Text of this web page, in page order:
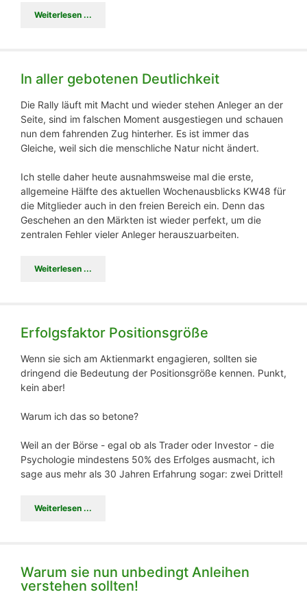
Weiterlesen ...
In aller gebotenen Deutlichkeit
Die Rally läuft mit Macht und wieder stehen Anleger an der
Seite, sind im falschen Moment ausgestiegen und schauen
nun dem fahrenden Zug hinterher. Es ist immer das
Gleiche, weil sich die menschliche Natur nicht ändert.
Ich stelle daher heute ausnahmsweise mal die erste,
allgemeine Hälfte des aktuellen Wochenausblicks KW48 für
die Mitglieder auch in den freien Bereich ein. Denn das
Geschehen an den Märkten ist wieder perfekt, um die
zentralen Fehler vieler Anleger herauszuarbeiten.
Weiterlesen ...
Erfolgsfaktor Positionsgröße
Wenn sie sich am Aktienmarkt engagieren, sollten sie
dringend die Bedeutung der Positionsgröße kennen. Punkt,
kein aber!
Warum ich das so betone?
Weil an der Börse - egal ob als Trader oder Investor - die
Psychologie mindestens 50% des Erfolges ausmacht, ich
sage aus mehr als 30 Jahren Erfahrung sogar: zwei Drittel!
Weiterlesen ...
Warum sie nun unbedingt Anleihen
verstehen sollten!